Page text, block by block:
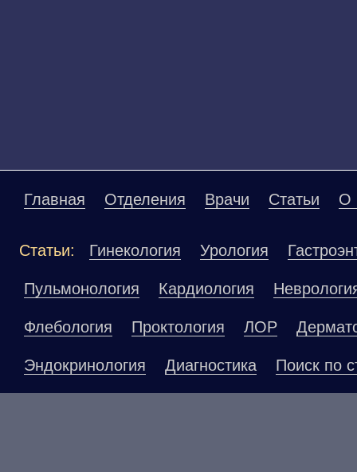
Главная Отделения Врачи Статьи О
Статьи: Гинекология Урология
Пульмонология Кардиология
Флебология Проктология ЛОР
Эндокринология Диагностика Поиск по